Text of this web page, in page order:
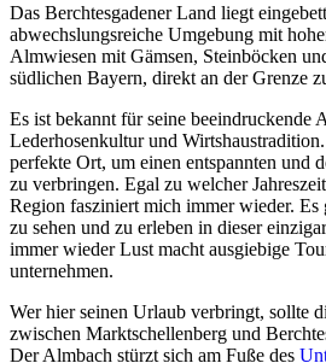
Das Berchtesgadener Land liegt
abwechslungsreiche Umgebung mit
Almwiesen mit Gämsen, Steinböcken
südlichen Bayern, direkt an der Grenze
Es ist bekannt für seine beeindruckende
Lederhosenkultur und
perfekte Ort, um einen entspannten und
zu verbringen. Egal zu welcher
Region fasziniert mich immer wieder.
zu sehen und zu erleben in dieser
immer wieder Lust macht ausgiebige
unternehmen.
Wer hier seinen Urlaub verbringt, sollte
zwischen Marktschellenberg und
Der Almbach stürzt sich am Fuße des